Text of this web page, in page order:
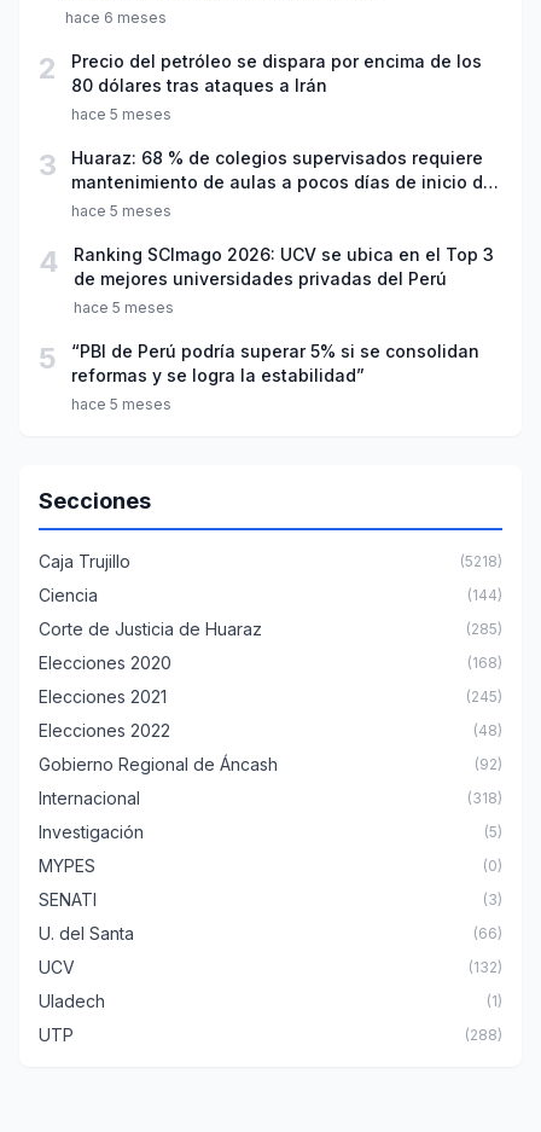
hace 6 meses
2
Precio del petróleo se dispara por encima de los
80 dólares tras ataques a Irán
hace 5 meses
3
Huaraz: 68 % de colegios supervisados requiere
mantenimiento de aulas a pocos días de inicio del
año escolar 2026
hace 5 meses
4
Ranking SCImago 2026: UCV se ubica en el Top 3
de mejores universidades privadas del Perú
hace 5 meses
5
“PBI de Perú podría superar 5% si se consolidan
reformas y se logra la estabilidad”
hace 5 meses
Secciones
Caja Trujillo (5218)
Ciencia (144)
Corte de Justicia de Huaraz (285)
Elecciones 2020 (168)
Elecciones 2021 (245)
Elecciones 2022 (48)
Gobierno Regional de Áncash (92)
Internacional (318)
Investigación (5)
MYPES (0)
SENATI (3)
U. del Santa (66)
UCV (132)
Uladech (1)
UTP (288)